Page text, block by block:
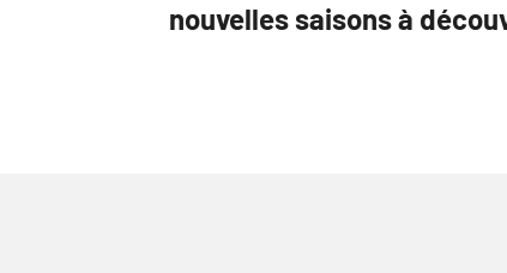
nouvelles saisons à